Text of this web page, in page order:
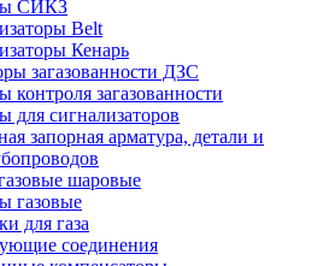
СИКЗ
Belt
Кенарь
загазованности ДЗС
контроля загазованности
для сигнализаторов
запорная арматура, детали и
шаровые
газовые
для газа
соединения